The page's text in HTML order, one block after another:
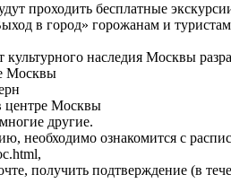
проходить бесплатные
в город» горожанам и
наследия Москвы
Москвы
центре Москвы
другие.
необходимо ознакомится с
получить подтверждение (в